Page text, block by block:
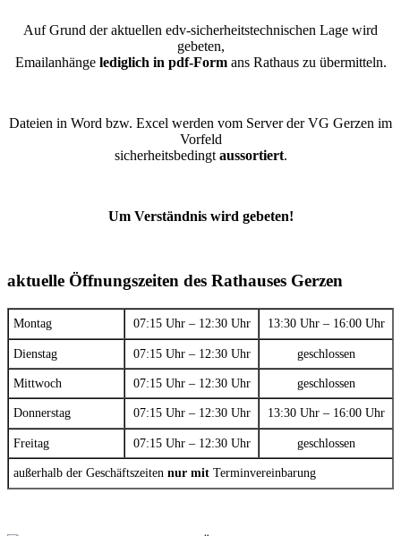
Auf Grund der aktuellen edv-sicherheitstechnischen Lage wird
gebeten,
Emailanhänge lediglich in pdf-Formans Rathaus zu übermitteln.
Dateien in Word bzw. Excel werden vom Server der VG Gerzen im
Vorfeld
sicherheitsbedingt aussortiert.
Um Verständnis wird gebeten!
aktuelle Öffnungszeiten des Rathauses Gerzen
Montag 07:15 Uhr – 12:30 Uhr 13:30 Uhr – 16:00 Uhr
Dienstag 07:15 Uhr – 12:30 Uhr geschlossen
Mittwoch 07:15 Uhr – 12:30 Uhr geschlossen
Donnerstag 07:15 Uhr – 12:30 Uhr 13:30 Uhr – 16:00 Uhr
Freitag 07:15 Uhr – 12:30 Uhr geschlossen
außerhalb der Geschäftszeiten nur mit Terminvereinbarung